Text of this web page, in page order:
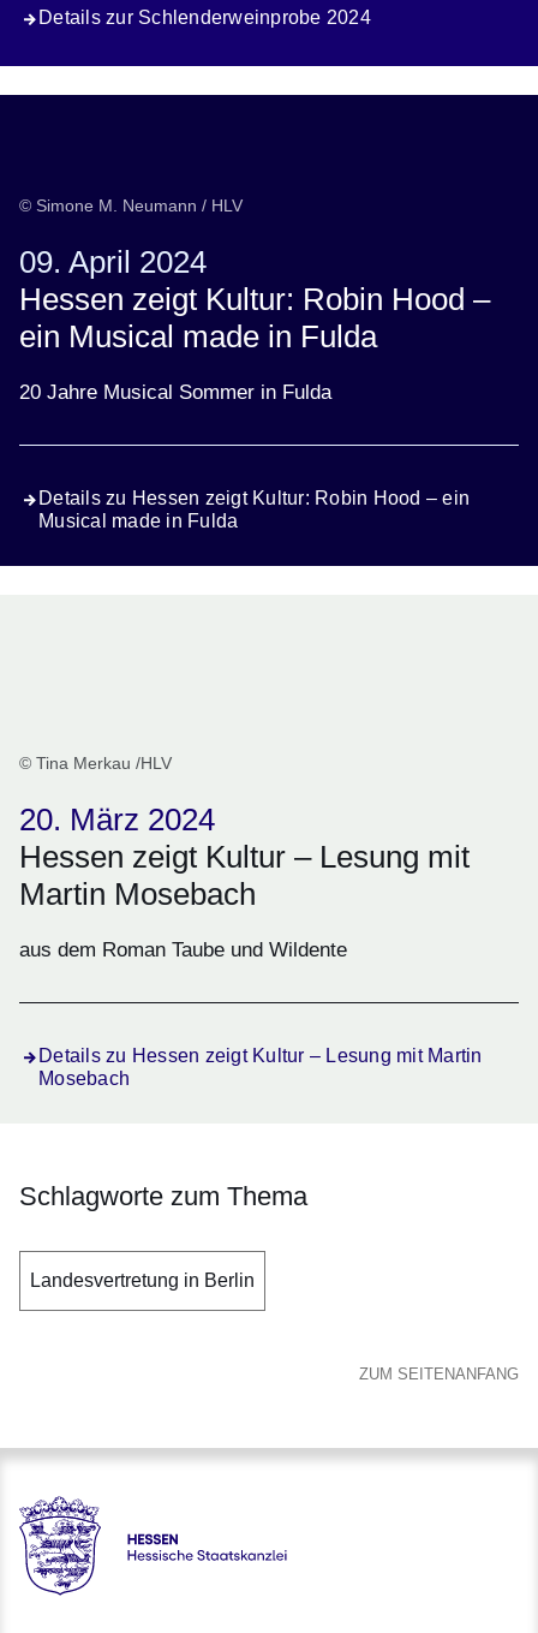
Details zur Schlenderweinprobe 2024
© Simone M. Neumann / HLV
09. April 2024
Hessen zeigt Kultur: Robin Hood –
ein Musical made in Fulda
20 Jahre Musical Sommer in Fulda
Details zu Hessen zeigt Kultur: Robin Hood – ein
Musical made in Fulda
© Tina Merkau /HLV
20. März 2024
Hessen zeigt Kultur – Lesung mit
Martin Mosebach
aus dem Roman Taube und Wildente
Details zu Hessen zeigt Kultur – Lesung mit Martin
Mosebach
Schlagworte zum Thema
Landesvertretung in Berlin
ZUM SEITENANFANG
Hessen - Hessische Staatskanzlei